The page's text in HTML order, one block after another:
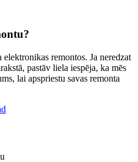
remontos. Ja neredzat
pastāv liela iespēja, ka mēs
lai apspriestu savas remonta